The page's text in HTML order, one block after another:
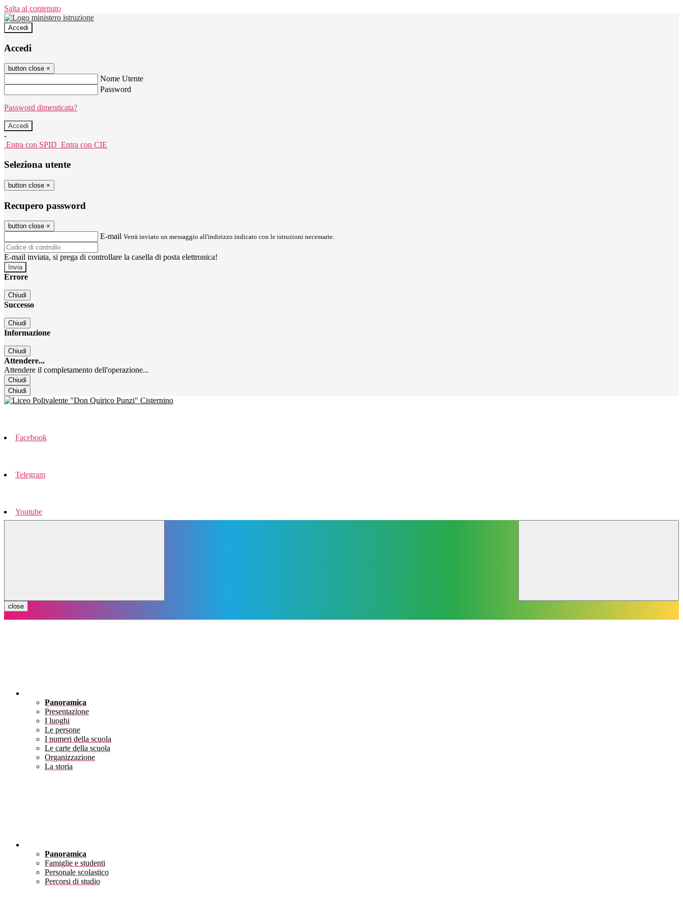
Salta al contenuto
Accedi
Accedi
button close ×
Nome Utente
Password
Password dimenticata?
-
Entra con SPID Entra con CIE
Seleziona utente
button close ×
Recupero password
button close ×
E-mail Verrà inviato un messaggio all'indirizzo indicato con le istruzioni necessarie.
E-mail inviata, si prega di controllare la casella di posta elettronica!
Errore
Chiudi
Successo
Chiudi
Informazione
Chiudi
Attendere...
Attendere il completamento dell'operazione...
Chiudi
Chiudi
Facebook
Telegram
Youtube
close
Panoramica
Presentazione
I luoghi
Le persone
I numeri della scuola
Le carte della scuola
Organizzazione
La storia
Panoramica
Famiglie e studenti
Personale scolastico
Percorsi di studio